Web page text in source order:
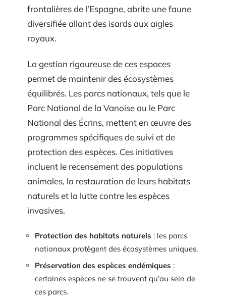
frontalières de l’Espagne, abrite une faune
diversifiée allant des isards aux aigles
royaux.
La gestion rigoureuse de ces espaces
permet de maintenir des écosystèmes
équilibrés. Les parcs nationaux, tels que le
Parc National de la Vanoise ou le Parc
National des Écrins, mettent en œuvre des
programmes spécifiques de suivi et de
protection des espèces. Ces initiatives
incluent le recensement des populations
animales, la restauration de leurs habitats
naturels et la lutte contre les espèces
invasives.
Protection des habitats naturels : les parcs
nationaux protègent des écosystèmes uniques.
Préservation des espèces endémiques :
certaines espèces ne se trouvent qu’au sein de
ces parcs.